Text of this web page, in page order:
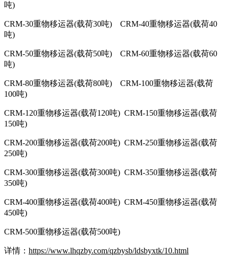
吨)
CRM-30重物移运器(载荷30吨) CRM-40重物移运器(载荷40
吨)
CRM-50重物移运器(载荷50吨) CRM-60重物移运器(载荷60
吨)
CRM-80重物移运器(载荷80吨) CRM-100重物移运器(载荷
100吨)
CRM-120重物移运器(载荷120吨) CRM-150重物移运器(载荷
150吨)
CRM-200重物移运器(载荷200吨) CRM-250重物移运器(载荷
250吨)
CRM-300重物移运器(载荷300吨) CRM-350重物移运器(载荷
350吨)
CRM-400重物移运器(载荷400吨) CRM-450重物移运器(载荷
450吨)
CRM-500重物移运器(载荷500吨)
详情： https://www.lhqzby.com/qzbysb/ldsbyxtk/10.html